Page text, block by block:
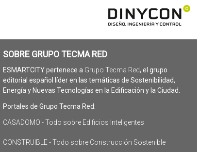
SOBRE GRUPO TECMA RED
ESMARTCITY pertenece a Grupo Tecma Red, el grupo
editorial español líder en las temáticas de Sostenibilidad,
Energía y Nuevas Tecnologías en la Edificación y la Ciudad.
Portales de Grupo Tecma Red:
CASADOMO - Todo sobre Edificios Inteligentes
CONSTRUIBLE - Todo sobre Construcción Sostenible